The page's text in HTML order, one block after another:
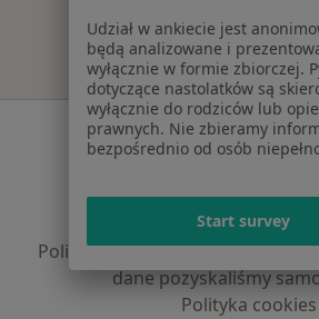
Serwis
Polityka prywatności
Polityka prywatności
Polityka prywatności dla
dane pozyskaliśmy
Polityka cookies
Udział w ankiecie jest
będą analizowane i
wyłącznie w formie zbiorczej.
dotyczące nastolatków są
wyłącznie do rodziców lub
prawnych. Nie zbieramy
bezpośrednio od osób
Start survey